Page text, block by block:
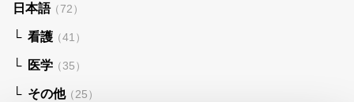
日本語（72）
看護（41）
医学（35）
その他（25）